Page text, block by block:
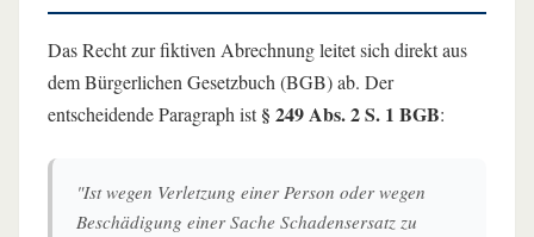
Das Recht zur fiktiven Abrechnung leitet sich direkt aus
dem Bürgerlichen Gesetzbuch (BGB) ab. Der
entscheidende Paragraph ist§ 249 Abs. 2 S. 1 BGB:
"Ist wegen Verletzung einer Person oder wegen
Beschädigung einer Sache Schadensersatz zu